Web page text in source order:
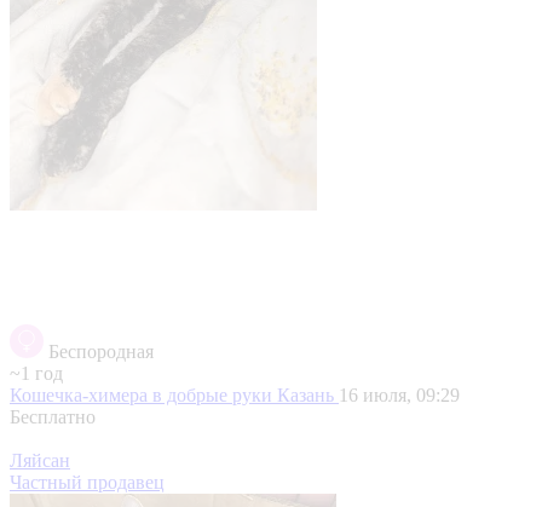
Беспородная
~1 год
Кошечка-химера в добрые руки Казань 16 июля, 09:29
Бесплатно
Ляйсан
Частный продавец